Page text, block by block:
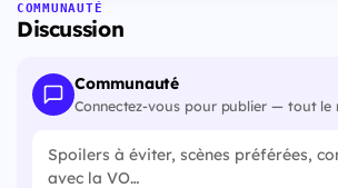
COMMUNAUTÉ
Discussion
Communauté
Connectez-vous pour publier — tout le